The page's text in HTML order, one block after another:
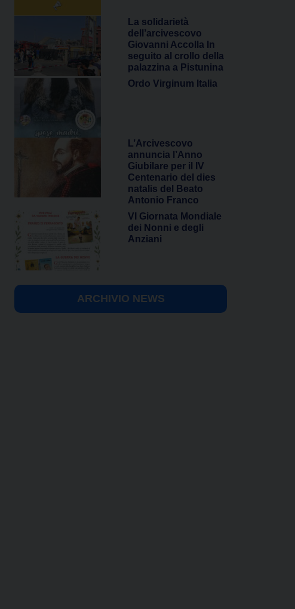
La solidarietà
dell’arcivescovo
Giovanni Accolla In
seguito al crollo della
palazzina a Pistunina
Ordo Virginum Italia
L’Arcivescovo
annuncia l’Anno
Giubilare per il IV
Centenario del dies
natalis del Beato
Antonio Franco
VI Giornata Mondiale
dei Nonni e degli
Anziani
ARCHIVIO NEWS